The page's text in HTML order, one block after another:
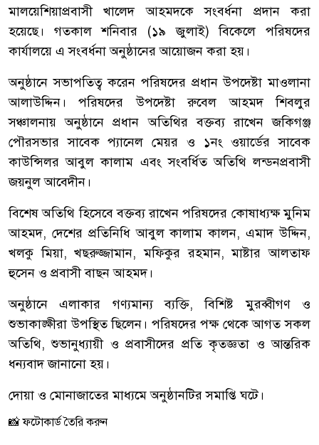
মালয়েশিয়াপ্রবাসী খালেদ আহমদকে সংবর্ধনা প্রদান করা
হয়েছে। গতকাল শনিবার (১৯ জুলাই) বিকেলে পরিষদের
কার্যালয়ে এ সংবর্ধনা অনুষ্ঠানের আয়োজন করা হয়।
অনুষ্ঠানে সভাপতিত্ব করেন পরিষদের প্রধান উপদেষ্টা মাওলানা
আলাউদ্দিন। পরিষদের উপদেষ্টা রুবেল আহমদ শিবলুর
সঞ্চালনায় অনুষ্ঠানে প্রধান অতিথির বক্তব্য রাখেন জকিগঞ্জ
পৌরসভার সাবেক প্যানেল মেয়র ও ১নং ওয়ার্ডের সাবেক
কাউন্সিলর আবুল কালাম এবং সংবর্ধিত অতিথি লন্ডনপ্রবাসী
জয়নুল আবেদীন।
বিশেষ অতিথি হিসেবে বক্তব্য রাখেন পরিষদের কোষাধ্যক্ষ মুনিম
আহমদ, দেশের প্রতিনিধি আবুল কালাম কালন, এমাদ উদ্দিন,
খলকু মিয়া, খছরুজ্জামান, মফিকুর রহমান, মাষ্টার আলতাফ
হুসেন ও প্রবাসী বাছন আহমদ।
অনুষ্ঠানে এলাকার গণ্যমান্য ব্যক্তি, বিশিষ্ট মুরব্বীগণ ও
শুভাকাঙ্ক্ষীরা উপস্থিত ছিলেন। পরিষদের পক্ষ থেকে আগত সকল
অতিথি, শুভানুধ্যায়ী ও প্রবাসীদের প্রতি কৃতজ্ঞতা ও আন্তরিক
ধন্যবাদ জানানো হয়।
দোয়া ও মোনাজাতের মাধ্যমে অনুষ্ঠানটির সমাপ্তি ঘটে।
📸 ফটোকার্ড তৈরি করুন